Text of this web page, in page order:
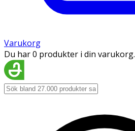
Varukorg
Du har 0 produkter i din varukorg.